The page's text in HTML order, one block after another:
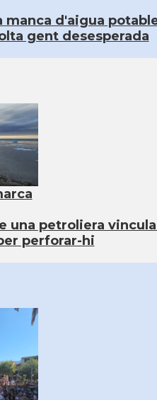
manca d'aigua
gent desesperada
una petroliera
perforar-hi